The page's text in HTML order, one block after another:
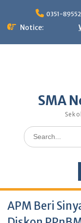
content
0351-
Notice:
SMA
Search
for:
APM Beri